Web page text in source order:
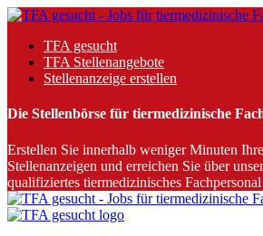
TFA gesucht
TFA Stellenangebote
Stellenanzeige erstellen
Die Stellenbörse für tiermedizinische
Erstellen Sie innerhalb weniger Minuten
Stellenanzeigen und erreichen Sie über
qualifiziertes tiermedizinisches